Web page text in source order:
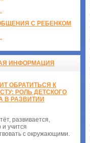
С РЕБЕНКОМ
ИНФОРМАЦИЯ
ОБРАТИТЬСЯ К
РОЛЬ ДЕТСКОГО
В РАЗВИТИИ
развивается,
учится
с окружающими.